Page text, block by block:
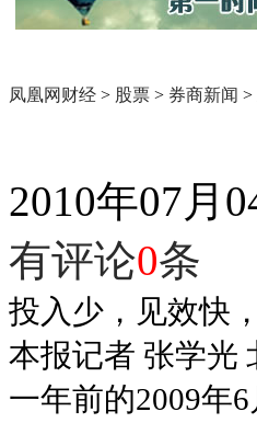
凤凰网财经 > 股票 > 券商新闻 >
2010年07月
有评论0条
投入少，见效快
本报记者 张学光
一年前的2009年